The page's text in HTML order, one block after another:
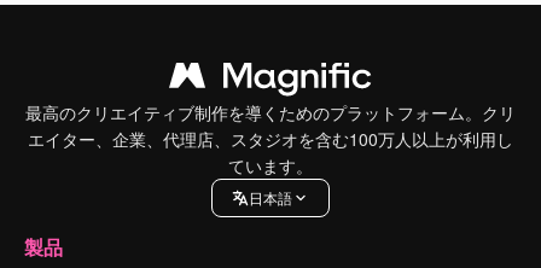
最高のクリエイティブ制作を導くためのプラットフォーム。クリ
エイター、企業、代理店、スタジオを含む100万人以上が利用し
ています。
日本語
製品